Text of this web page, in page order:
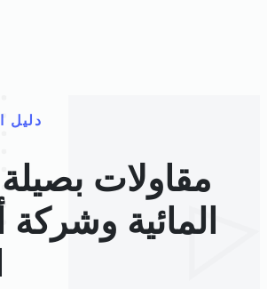
دليل
مقاولات
المائية وشركة